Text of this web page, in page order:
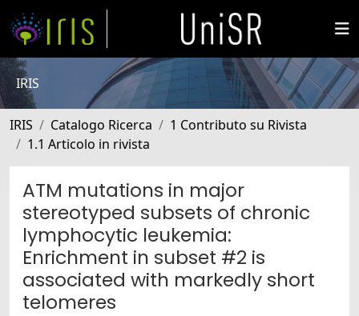
IRIS
IRIS Catalogo Ricerca
1 Contributo su Rivista
1.1 Articolo in rivista
ATM mutations in major
stereotyped subsets of chronic
lymphocytic leukemia:
Enrichment in subset #2 is
associated with markedly short
telomeres